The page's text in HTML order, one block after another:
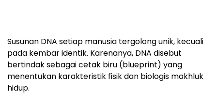
Susunan DNA setiap manusia tergolong unik, kecuali
pada kembar identik. Karenanya, DNA disebut
bertindak sebagai cetak biru (blueprint) yang
menentukan karakteristik fisik dan biologis makhluk
hidup.